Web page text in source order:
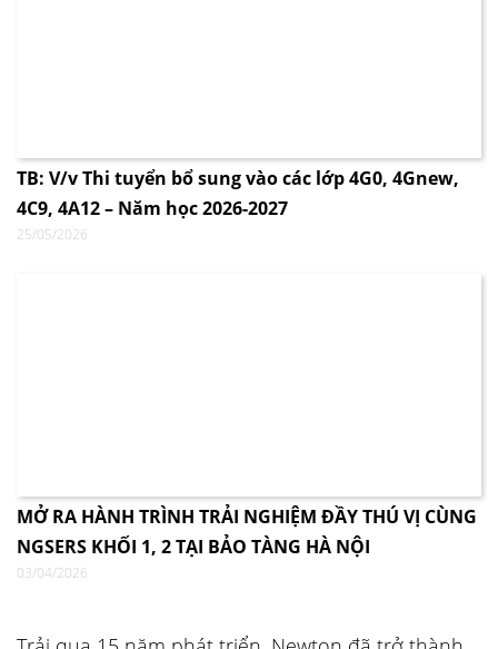
TB: V/v Thi tuyển bổ sung vào các lớp 4G0, 4Gnew,
4C9, 4A12 – Năm học 2026-2027
25/05/2026
MỞ RA HÀNH TRÌNH TRẢI NGHIỆM ĐẦY THÚ VỊ CÙNG
NGSERS KHỐI 1, 2 TẠI BẢO TÀNG HÀ NỘI
03/04/2026